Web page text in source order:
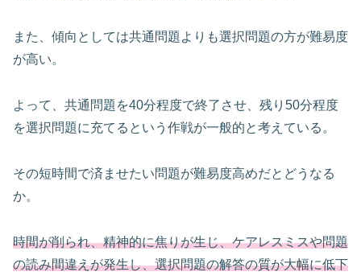
また、傾向としては共通問題よりも選択問題の方が難易度
が高い。
よって、共通問題を40分程度で終了させ、残り50分程度
を選択問題に充てるという作戦が一般的と考えている。
その短時間で済ませたい問題が難易度高めだとどうなる
か。
時間が削られ、精神的に焦りが生じ、ケアレスミスや問題
の読み間違えが発生し、選択問題の解答の質が大幅に低下